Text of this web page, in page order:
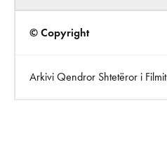
© Copyright
Arkivi Qendror Shtetëror i Filmit